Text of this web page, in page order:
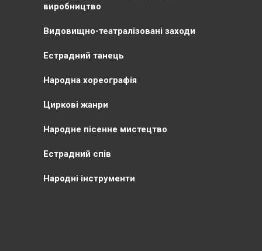
виробництво
Видовищно-театралізовані заходи
Естрадний танець
Народна хореографія
Циркові жанри
Народне пісенне мистецтво
Естрадний спів
Народні інструменти